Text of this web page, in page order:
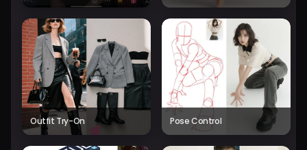
Outfit Try-On Pose Control